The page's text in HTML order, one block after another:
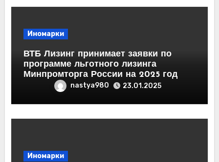
Иномарки
ВТБ Лизинг принимает заявки по
программе льготного лизинга
Минпромторга России на 2025 год
nastya980 23.01.2025
Иномарки